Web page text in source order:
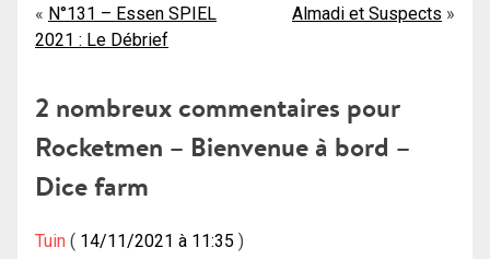
Navigation
de
l’article
N°131 – Essen SPIEL
2021 : Le Débrief
Almadi et Suspects
2 nombreux commentaires pour
Rocketmen – Bienvenue à bord –
Dice farm
Tuin 14/11/2021 à 11:35